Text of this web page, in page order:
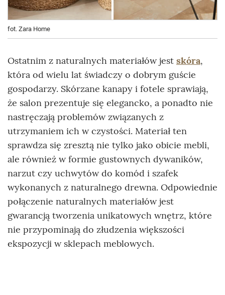
fot. Zara Home
Ostatnim z naturalnych materiałów jest skóra,
która od wielu lat świadczy o dobrym guście
gospodarzy. Skórzane kanapy i fotele sprawiają,
że salon prezentuje się elegancko, a ponadto nie
nastręczają problemów związanych z
utrzymaniem ich w czystości. Materiał ten
sprawdza się zresztą nie tylko jako obicie mebli,
ale również w formie gustownych dywaników,
narzut czy uchwytów do komód i szafek
wykonanych z naturalnego drewna. Odpowiednie
połączenie naturalnych materiałów jest
gwarancją tworzenia unikatowych wnętrz, które
nie przypominają do złudzenia większości
ekspozycji w sklepach meblowych.